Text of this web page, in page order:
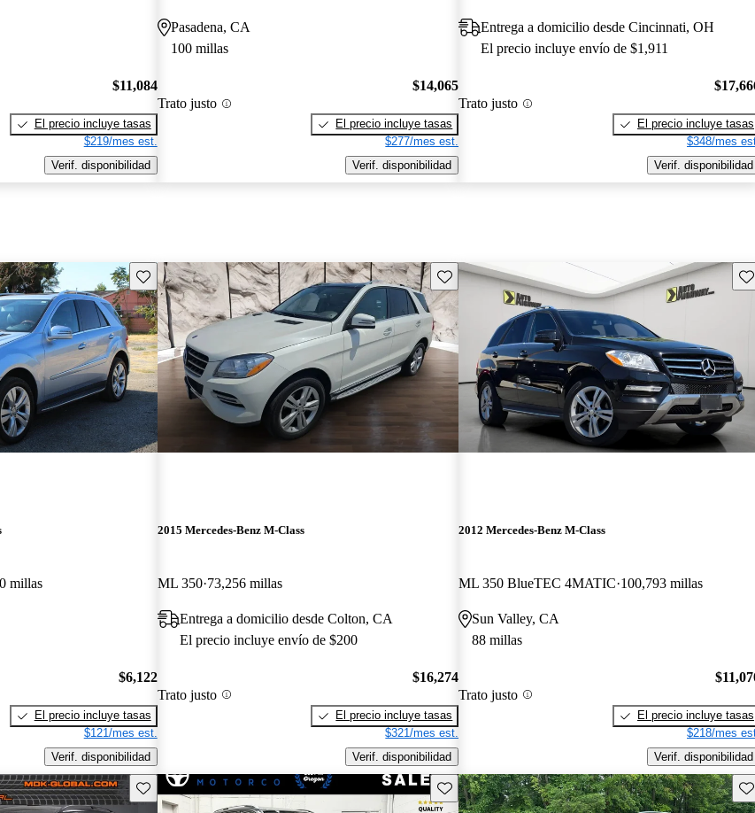
$11,084
El precio incluye tasas
$219/mes est.
Verif. disponibilidad
Pasadena, CA
100 millas
Trato justo
$14,065
El precio incluye tasas
$277/mes est.
Verif. disponibilidad
Entrega a domicilio desde Cincinnati, OH
El precio incluye envío de $1,911
Trato justo
El precio incluye tasas
$348/mes
Verif. disponibilidad
Guarda este Aviso
millas
$6,122
El precio incluye tasas
$121/mes est.
Verif. disponibilidad
Guarda este Aviso
2015 Mercedes-Benz M-Class
ML 350 73,256 millas
Entrega a domicilio desde Colton, CA
El precio incluye envío de $200
Trato justo
$16,274
El precio incluye tasas
$321/mes est.
Verif. disponibilidad
2012 Mercedes-Benz M-Class
ML 350 BlueTEC 4MATIC 100,793 millas
Sun Valley, CA
88 millas
Trato justo
El precio incluye tasas
$218/mes
Verif. disponibilidad
Guarda este Aviso Guarda este Aviso